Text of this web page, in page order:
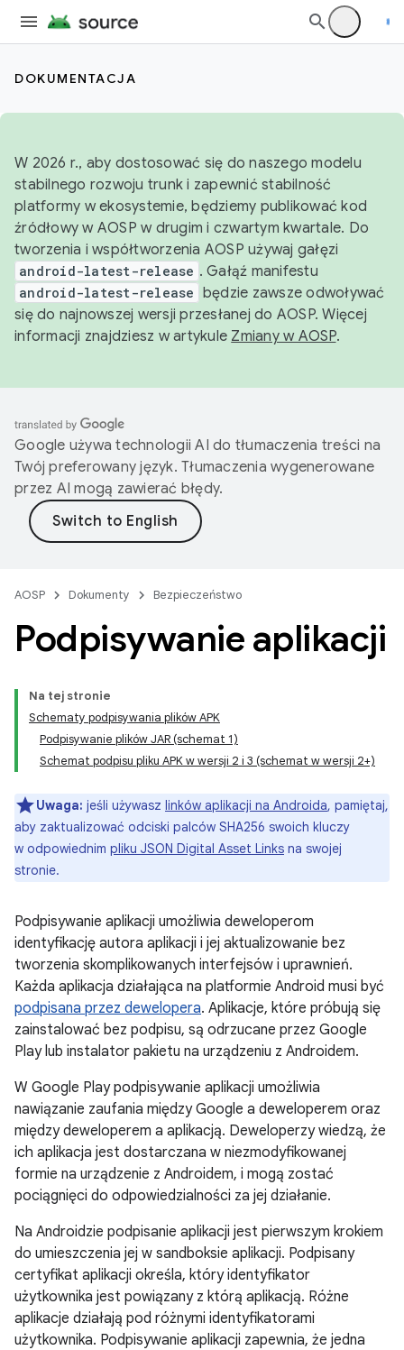
DOKUMENTACJA
W 2026 r., aby dostosować się do naszego modelu
stabilnego rozwoju trunk i zapewnić stabilność
platformy w ekosystemie, będziemy publikować kod
źródłowy w AOSP w drugim i czwartym kwartale. Do
tworzenia i współtworzenia AOSP używaj gałęzi
android-latest-release . Gałąź manifestu
android-latest-release będzie zawsze odwoływać
się do najnowszej wersji przesłanej do AOSP. Więcej
informacji znajdziesz w artykule Zmiany w AOSP.
Google używa technologii AI do tłumaczenia treści na
Twój preferowany język. Tłumaczenia wygenerowane
przez AI mogą zawierać błędy.
AOSP Dokumenty Bezpieczeństwo
Podpisywanie aplikacji
Na tej stronie
Schematy podpisywania plików APK
Podpisywanie plików JAR (schemat 1)
Schemat podpisu pliku APK w wersji 2 i 3 (schemat w wersji 2+)
Uwaga: jeśli używasz linków aplikacji na Androida, pamiętaj,
aby zaktualizować odciski palców SHA256 swoich kluczy
w odpowiednim pliku JSON Digital Asset Links na swojej
stronie.
Podpisywanie aplikacji umożliwia deweloperom
identyfikację autora aplikacji i jej aktualizowanie bez
tworzenia skomplikowanych interfejsów i uprawnień.
Każda aplikacja działająca na platformie Android musi być
podpisana przez dewelopera. Aplikacje, które próbują się
zainstalować bez podpisu, są odrzucane przez Google
Play lub instalator pakietu na urządzeniu z Androidem.
W Google Play podpisywanie aplikacji umożliwia
nawiązanie zaufania między Google a deweloperem oraz
między deweloperem a aplikacją. Deweloperzy wiedzą, że
ich aplikacja jest dostarczana w niezmodyfikowanej
formie na urządzenie z Androidem, i mogą zostać
pociągnięci do odpowiedzialności za jej działanie.
Na Androidzie podpisanie aplikacji jest pierwszym krokiem
do umieszczenia jej w sandboksie aplikacji. Podpisany
certyfikat aplikacji określa, który identyfikator
użytkownika jest powiązany z którą aplikacją. Różne
aplikacje działają pod różnymi identyfikatorami
użytkownika. Podpisywanie aplikacji zapewnia, że jedna